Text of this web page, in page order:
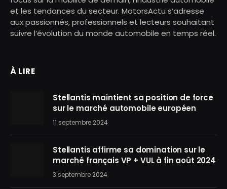
et les tendances du secteur. MotorsActu s’adresse
aux passionnés, professionnels et lecteurs souhaitant
suivre l’évolution du monde automobile en temps réel.
À LIRE
Stellantis maintient sa position de force
sur le marché automobile européen
11 septembre 2024
Stellantis affirme sa domination sur le
marché français VP + VUL à fin août 2024
3 septembre 2024